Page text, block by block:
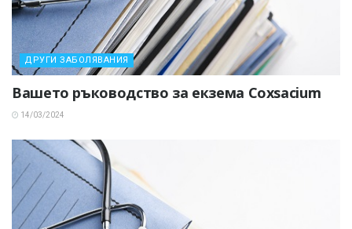
ДРУГИ ЗАБОЛЯВАНИЯ
Вашето ръководство за екзема Coxsacium
14/03/2024